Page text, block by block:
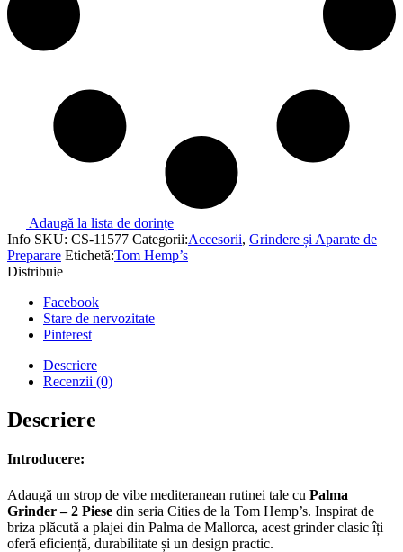
Adaugă la lista de dorințe
Info SKU: CS-11577 Categorii:Accesorii, Grindere și Aparate de
Preparare Etichetă:Tom Hemp’s
Distribuie
Facebook
Stare de nervozitate
Pinterest
Descriere
Recenzii (0)
Descriere
Introducere:
Adaugă un strop de vibe mediteranean rutinei tale cu Palma
Grinder – 2 Piese din seria Cities de la Tom Hemp’s. Inspirat de
briza plăcută a plajei din Palma de Mallorca, acest grinder clasic îți
oferă eficiență, durabilitate și un design practic.